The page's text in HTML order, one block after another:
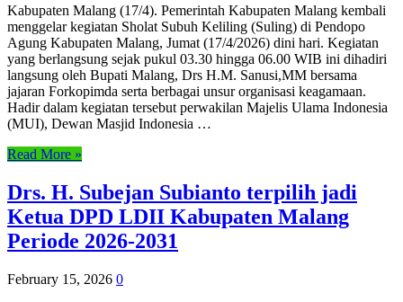
Kabupaten Malang (17/4). Pemerintah Kabupaten Malang kembali
menggelar kegiatan Sholat Subuh Keliling (Suling) di Pendopo
Agung Kabupaten Malang, Jumat (17/4/2026) dini hari. Kegiatan
yang berlangsung sejak pukul 03.30 hingga 06.00 WIB ini dihadiri
langsung oleh Bupati Malang, Drs H.M. Sanusi,MM bersama
jajaran Forkopimda serta berbagai unsur organisasi keagamaan.
Hadir dalam kegiatan tersebut perwakilan Majelis Ulama Indonesia
(MUI), Dewan Masjid Indonesia …
Read More »
Drs. H. Subejan Subianto terpilih jadi
Ketua DPD LDII Kabupaten Malang
Periode 2026-2031
February 15, 2026 0